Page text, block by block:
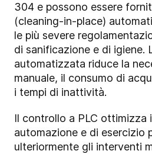
304 e possono essere
(cleaning-in-place)
le più severe
di sanificazione e di igiene.
automatizzata riduce la
manuale, il consumo di
i tempi di inattività.
Il controllo a PLC ottimizza
automazione e di esercizio
ulteriormente gli interventi